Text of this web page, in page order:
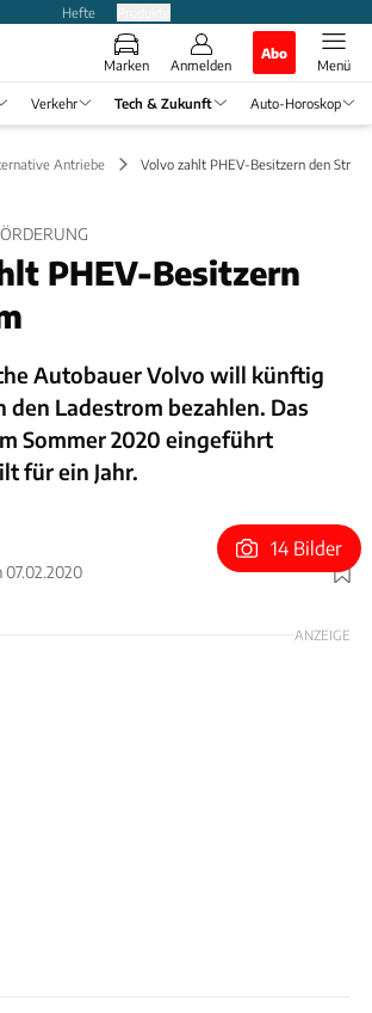
Hefte
Marken Anmelden
Abo
Menü
Verkehr Tech & Zukunft Auto-Horoskop
Antriebe Volvo zahlt PHEV-Besitzern den Strom
PHEV-Besitzern
Autobauer Volvo will künftig
den Ladestrom bezahlen. Das
Sommer 2020 eingeführt
für ein Jahr.
Foto: Volvo
14 Bilder
ANZEIGE